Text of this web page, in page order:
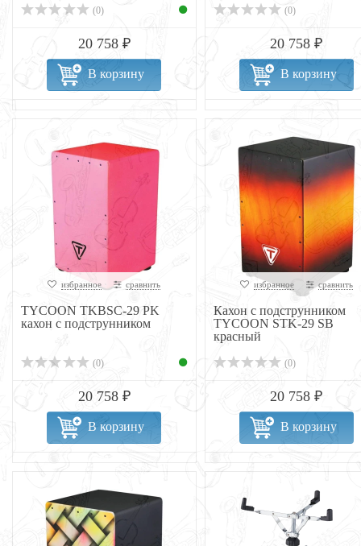
(0)
20 758 ₽
В корзину
(0)
20 758 ₽
В корзину
избранное сравнить
TYCOON TKBSC-29 PK
кахон с подструнником
(0)
20 758 ₽
В корзину
избранное сравнить
Кахон с подструнником
TYCOON STK-29 SB
красный
(0)
20 758 ₽
В корзину